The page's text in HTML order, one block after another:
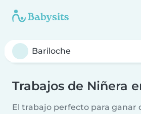
Trabajos de Niñera
El trabajo perfecto para ganar